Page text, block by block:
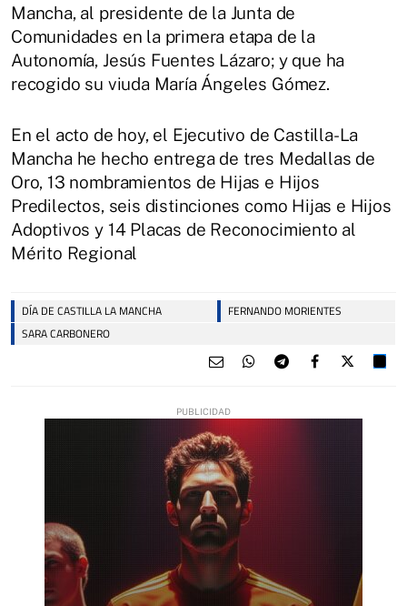
Mancha, al presidente de la Junta de
Comunidades en la primera etapa de la
Autonomía, Jesús Fuentes Lázaro; y que ha
recogido su viuda María Ángeles Gómez.
En el acto de hoy, el Ejecutivo de Castilla-La
Mancha he hecho entrega de tres Medallas de
Oro, 13 nombramientos de Hijas e Hijos
Predilectos, seis distinciones como Hijas e Hijos
Adoptivos y 14 Placas de Reconocimiento al
Mérito Regional
DÍA DE CASTILLA LA MANCHA
FERNANDO MORIENTES
SARA CARBONERO